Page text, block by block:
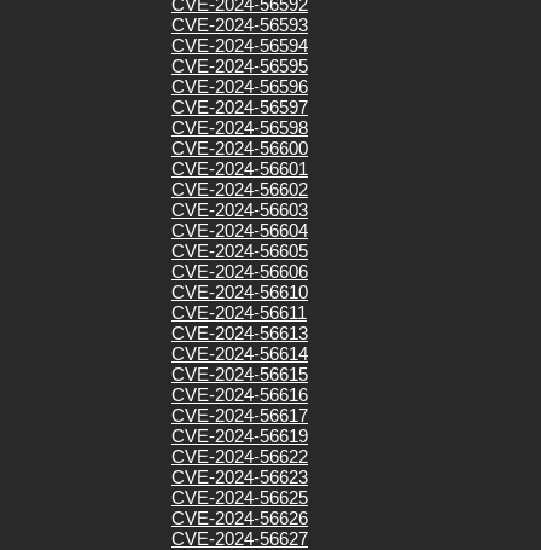
CVE-2024-56592
CVE-2024-56593
CVE-2024-56594
CVE-2024-56595
CVE-2024-56596
CVE-2024-56597
CVE-2024-56598
CVE-2024-56600
CVE-2024-56601
CVE-2024-56602
CVE-2024-56603
CVE-2024-56604
CVE-2024-56605
CVE-2024-56606
CVE-2024-56610
CVE-2024-56611
CVE-2024-56613
CVE-2024-56614
CVE-2024-56615
CVE-2024-56616
CVE-2024-56617
CVE-2024-56619
CVE-2024-56622
CVE-2024-56623
CVE-2024-56625
CVE-2024-56626
CVE-2024-56627